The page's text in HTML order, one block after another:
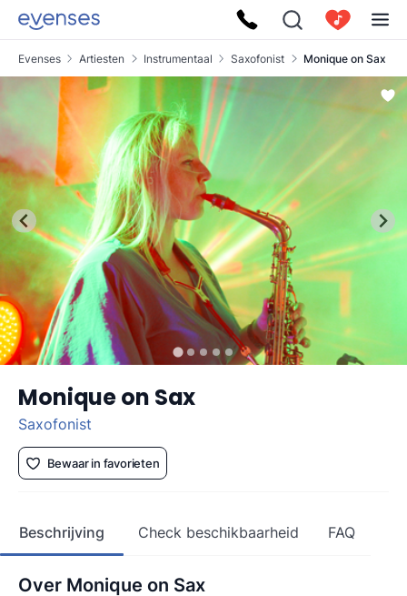
Evenses Artiesten Instrumentaal Saxofonist Monique on Sax
Monique on Sax
Saxofonist
Bewaar in favorieten
Beschrijving Check beschikbaarheid FAQ
Over Monique on Sax